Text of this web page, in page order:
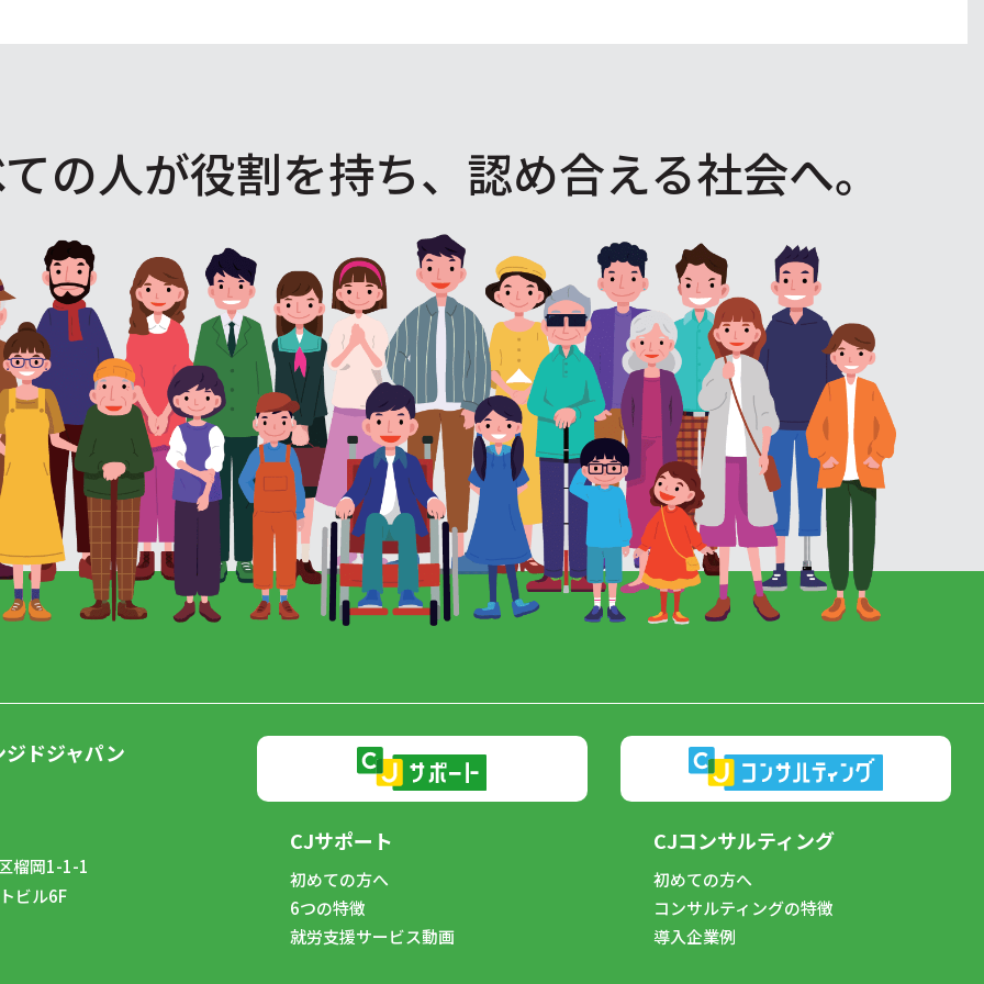
の人が役割を持ち、認め合える社会へ。
ドジャパン
榴岡1-1-1
ビル6F
CJサポート
初めての方へ
6つの特徴
就労支援サービス動画
CJコンサルティング
初めての方へ
コンサルティングの特徴
導入企業例